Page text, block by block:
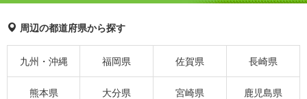
周辺の都道府県から探す
九州・沖縄 福岡県 佐賀県 長崎県
熊本県 大分県 宮崎県 鹿児島県